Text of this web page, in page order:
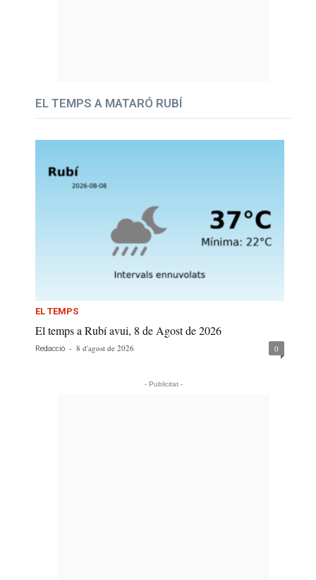
EL TEMPS A MATARÓ RUBÍ
EL TEMPS
El temps a Rubí avui, 8 de Agost de 2026
Redacció - 8 d'agost de 2026 0
- Publicitat -